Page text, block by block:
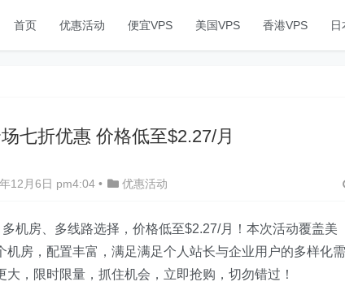
首页 优惠活动 便宜VPS 美国VPS 香港VPS 日
七折优惠 价格低至$2.27/月
12月6日 pm4:04 • 优惠活动
机房、多线路选择，价格低至$2.27/月！本次活动覆盖美
房，配置丰富，满足满足个人站长与企业用户的多样化需
，限时限量，抓住机会，立即抢购，切勿错过！